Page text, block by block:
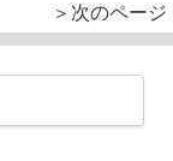
＞次のページ